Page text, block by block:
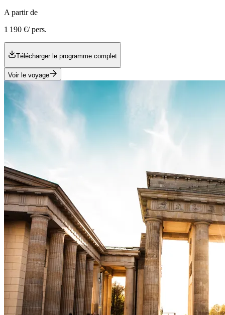
A partir de
1 190 €/ pers.
Télécharger le programme complet
Voir le voyage